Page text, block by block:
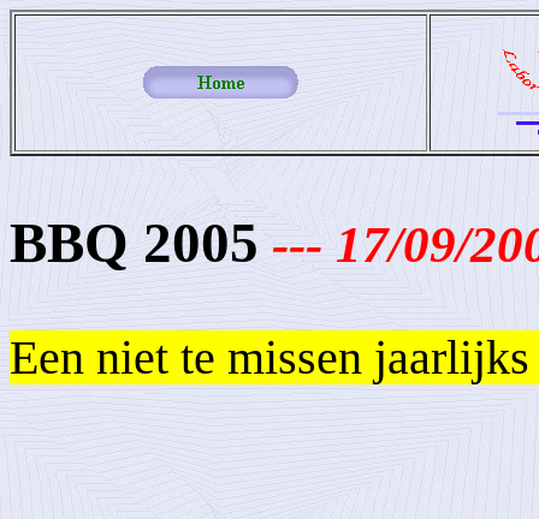
BBQ 2005 --- 17/09/
Een niet te missen